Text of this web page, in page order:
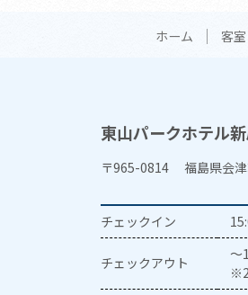
ホーム 客室
東山パークホテル
〒965-0814 福島県会津
チェックイン
チェックアウト
～